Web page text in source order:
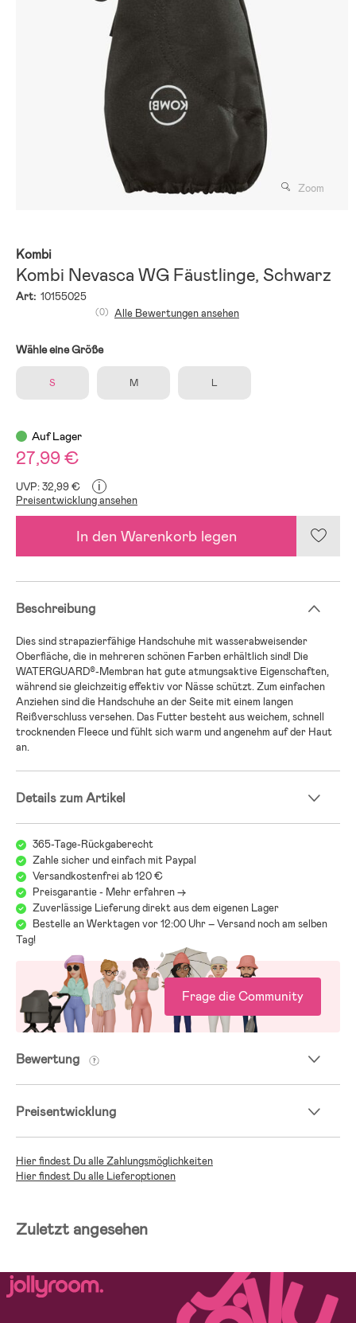
Zoom
Kombi
Kombi Nevasca WG Fäustlinge, Schwarz
Art: 10155025
(0) Alle Bewertungen ansehen
Wähle eine Größe
S M L
Auf Lager
27,99 €
UVP: 32,99 € i
Preisentwicklung ansehen
In den Warenkorb legen
Beschreibung
Dies sind strapazierfähige Handschuhe mit wasserabweisender
Oberfläche, die in mehreren schönen Farben erhältlich sind! Die
WATERGUARD®-Membran hat gute atmungsaktive Eigenschaften,
während sie gleichzeitig effektiv vor Nässe schützt. Zum einfachen
Anziehen sind die Handschuhe an der Seite mit einem langen
Reißverschluss versehen. Das Futter besteht aus weichem, schnell
trocknenden Fleece und fühlt sich warm und angenehm auf der Haut
an.
Details zum Artikel
365-Tage-Rückgaberecht
Zahle sicher und einfach mit Paypal
Versandkostenfrei ab 120 €
Preisgarantie - Mehr erfahren ->
Zuverlässige Lieferung direkt aus dem eigenen Lager
Bestelle an Werktagen vor 12:00 Uhr – Versand noch am selben
Tag!
Frage die Community
Bewertung
Preisentwicklung
Hier findest Du alle Zahlungsmöglichkeiten
Hier findest Du alle Lieferoptionen
Zuletzt angesehen